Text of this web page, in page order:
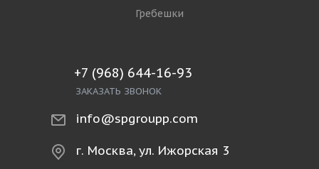
Гребешки
+7 (968) 644-16-93
ЗАКАЗАТЬ ЗВОНОК
info@spgroupp.com
г. Москва, ул. Ижорская 3